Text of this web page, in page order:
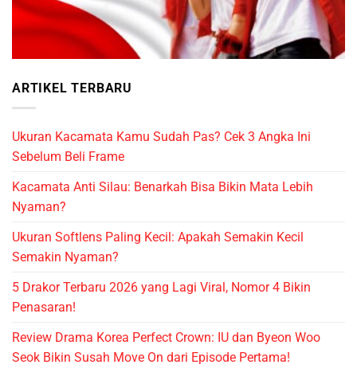
ARTIKEL TERBARU
Ukuran Kacamata Kamu Sudah Pas? Cek 3 Angka Ini
Sebelum Beli Frame
Kacamata Anti Silau: Benarkah Bisa Bikin Mata Lebih
Nyaman?
Ukuran Softlens Paling Kecil: Apakah Semakin Kecil
Semakin Nyaman?
5 Drakor Terbaru 2026 yang Lagi Viral, Nomor 4 Bikin
Penasaran!
Review Drama Korea Perfect Crown: IU dan Byeon Woo
Seok Bikin Susah Move On dari Episode Pertama!